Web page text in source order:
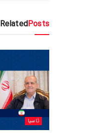
RelatedPosts
ئاسیا